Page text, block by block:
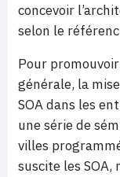
concevoir
selon le
Pour
générale, la
SOA dans les
une série de
villes
suscite les SOA,